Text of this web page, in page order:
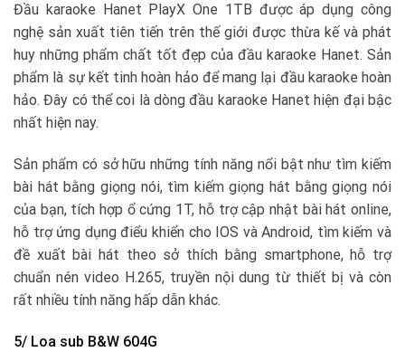
Đầu karaoke Hanet PlayX One 1TB được áp dụng công
nghệ sản xuất tiên tiến trên thế giới được thừa kế và phát
huy những phẩm chất tốt đẹp của đầu karaoke Hanet. Sản
phẩm là sự kết tinh hoàn hảo để mang lại đầu karaoke hoàn
hảo. Đây có thể coi là dòng đầu karaoke Hanet hiện đại bậc
nhất hiện nay.
Sản phẩm có sở hữu những tính năng nổi bật như tìm kiếm
bài hát bằng giọng nói, tìm kiếm giọng hát bằng giọng nói
của bạn, tích hợp ổ cứng 1T, hỗ trợ cập nhật bài hát online,
hỗ trợ ứng dụng điểu khiển cho IOS và Android, tìm kiếm và
đề xuất bài hát theo sở thích bằng smartphone, hỗ trợ
chuẩn nén video H.265, truyền nội dung từ thiết bị và còn
rất nhiều tính năng hấp dẫn khác.
5/ Loa sub B&W 604G